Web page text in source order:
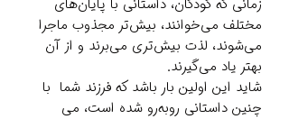
مختلف می‌خوانند، بیش‌تر مجذوب ماجرا
می‌شوند، لذت بیش‌تری می‌برند و از آن
بهتر یاد می‌گیرند.
شاید این اولین بار باشد که فرزند شما با
چنین داستانی روبه‌رو شده است، می